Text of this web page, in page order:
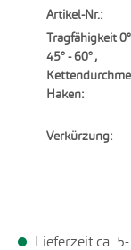
Artikel-Nr.:
Tragfähigkeit
45° - 60° ,
Haken:
Verkürzung:
Lieferzeit ca.